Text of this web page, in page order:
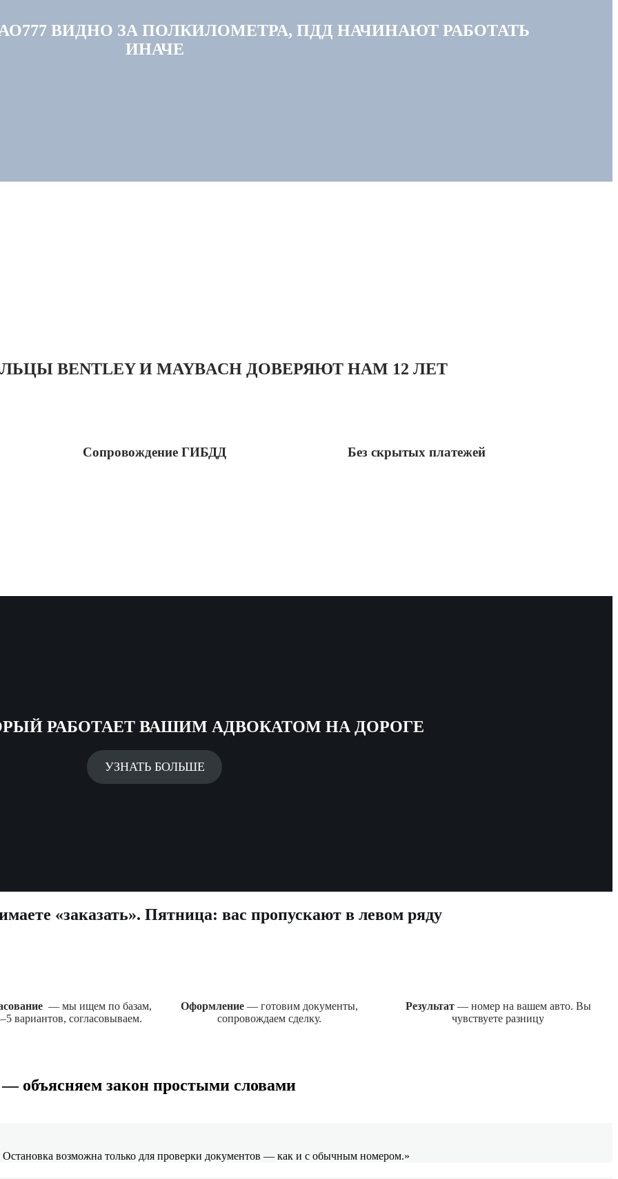
ВИДНО ЗА ПОЛКИЛОМЕТРА, ПДД НАЧИНАЮТ РАБОТАТЬ
ИНАЧЕ
BENTLEY И MAYBACH ДОВЕРЯЮТ НАМ 12 ЛЕТ
Сопровождение ГИБДД Без скрытых платежей
РАБОТАЕТ ВАШИМ АДВОКАТОМ НА ДОРОГЕ
УЗНАТЬ БОЛЬШЕ
«заказать». Пятница: вас пропускают в левом ряду
— мы ищем по базам,
вариантов, согласовываем.
Оформление— готовим документы,
сопровождаем сделку.
Результат— номер на вашем авто. Вы
чувствуете разницу
объясняем закон простыми словами
возможна только для проверки документов — как и с обычным номером.»